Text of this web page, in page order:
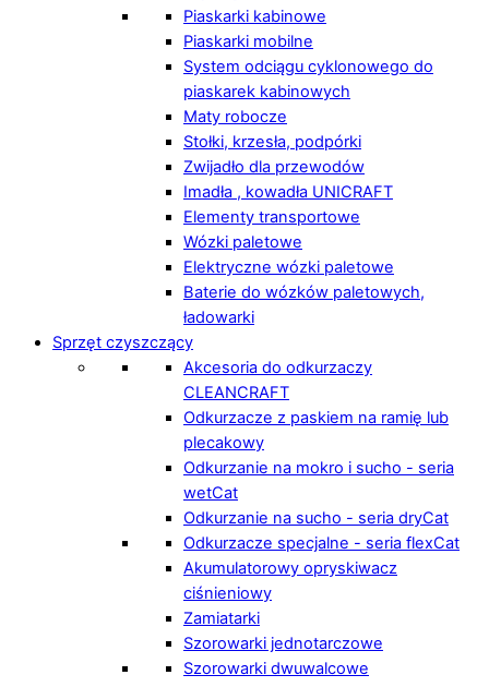
Piaskarki kabinowe
Piaskarki mobilne
System odciągu cyklonowego do
piaskarek kabinowych
Maty robocze
Stołki, krzesła, podpórki
Zwijadło dla przewodów
Imadła , kowadła UNICRAFT
Elementy transportowe
Wózki paletowe
Elektryczne wózki paletowe
Baterie do wózków paletowych,
ładowarki
Sprzęt czyszczący
Akcesoria do odkurzaczy
CLEANCRAFT
Odkurzacze z paskiem na ramię lub
plecakowy
Odkurzanie na mokro i sucho - seria
wetCat
Odkurzanie na sucho - seria dryCat
Odkurzacze specjalne - seria flexCat
Akumulatorowy opryskiwacz
ciśnieniowy
Zamiatarki
Szorowarki jednotarczowe
Szorowarki dwuwalcowe